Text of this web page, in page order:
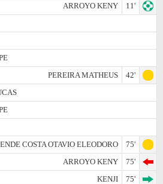
ARROYO KENY
11'
PEREIRA MATHEUS
42'
COSTA OTAVIO ELEODORO
75'
ARROYO KENY
75'
KENJI
75'